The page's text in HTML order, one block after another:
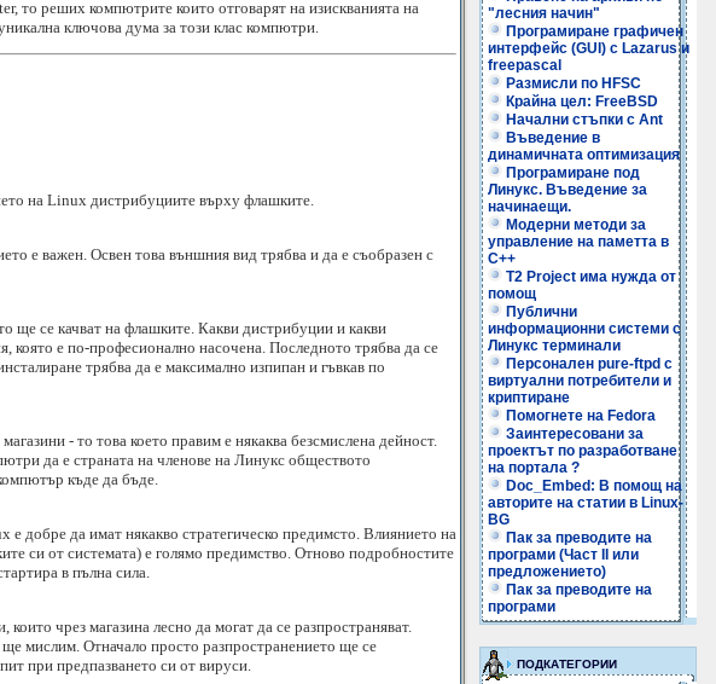
реших компютрите които отговарят на изискванията на
ключова дума за този клас компютри.
на Linux дистрибуциите върху флашките.
е важен. Освен това външния вид трябва и да е съобразен с
ще се качват на флашките. Какви дистрибуции и какви
която е по-професионално насочена. Последното трябва да се
трябва да е максимално изпипан и гъвкав по
- то това което правим е някаква безсмислена дейност.
да е страната на членове на Линукс обществото
къде да бъде.
е добре да имат някакво стратегическо предимсто. Влиянието на
си от системата) е голямо предимство. Отново подробностите
в пълна сила.
чрез магазина лесно да могат да се разпространяват.
мислим. Отначало просто разпространението ще се
при предпазването си от вируси.
"лесния начин"
Програмиране графичен
интерфейс (GUI) с Lazarus и
freepascal
Размисли по HFSC
Крайна цел: FreeBSD
Начални стъпки с Ant
Въведение в
динамичната оптимизация
Програмиране под
Линукс. Въведение за
начинаещи.
Модерни методи за
управление на паметта в
C++
T2 Project има нужда от
помощ
Публични
информационни системи с
Линукс терминали
Персонален pure-ftpd с
виртуални потребители и
криптиране
Помогнете на Fedora
Заинтересовани за
проектът по разработване
на портала ?
Doc_Embed: В помощ на
авторите на статии в Linux-
BG
Пак за преводите на
програми (Част II или
предложението)
Пак за преводите на
програми
ПОДКАТЕГОРИИ